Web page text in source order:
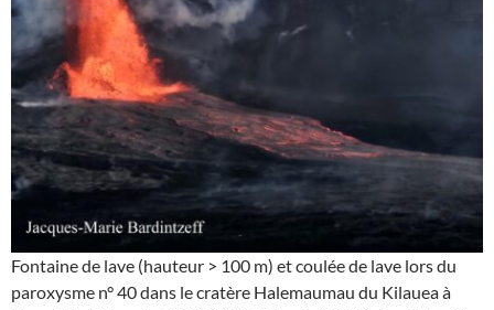
Fontaine de lave (hauteur > 100 m) et coulée de lave lors du
paroxysme n° 40 dans le cratère Halemaumau du Kilauea à